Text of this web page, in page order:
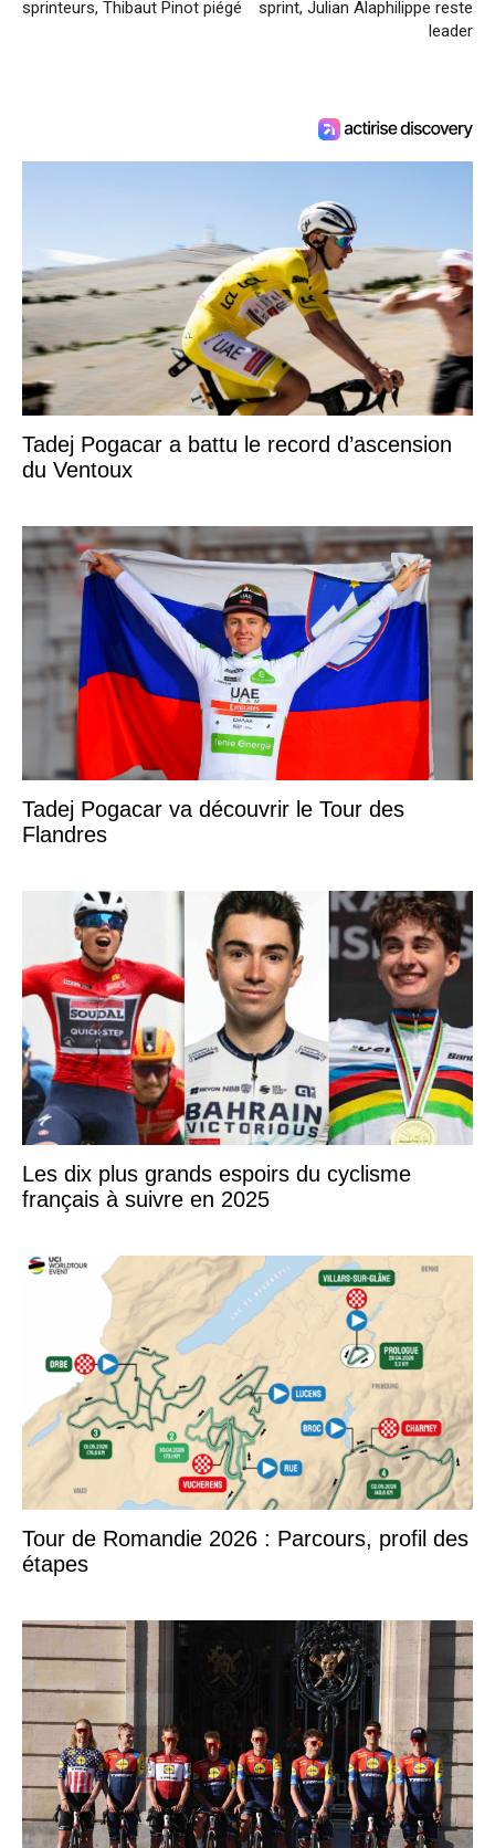
sprinteurs, Thibaut Pinot piégé
sprint, Julian Alaphilippe reste
leader
Tadej Pogacar a battu le record d’ascension
du Ventoux
Tadej Pogacar va découvrir le Tour des
Flandres
Les dix plus grands espoirs du cyclisme
français à suivre en 2025
Tour de Romandie 2026 : Parcours, profil des
étapes